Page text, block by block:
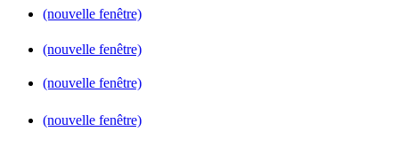
(nouvelle fenêtre)
(nouvelle fenêtre)
(nouvelle fenêtre)
(nouvelle fenêtre)